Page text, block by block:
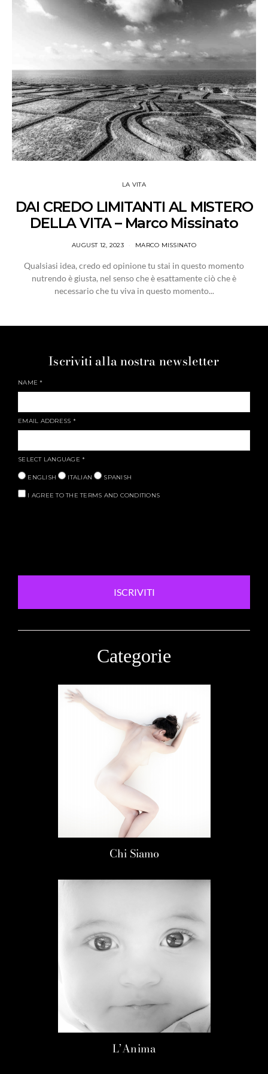
LA VITA
DAI CREDO LIMITANTI AL MISTERO
DELLA VITA – Marco Missinato
AUGUST 12, 2023 MARCO MISSINATO
Qualsiasi idea, credo ed opinione tu stai in questo momento
nutrendo è giusta, nel senso che è esattamente ciò che è
necessario che tu viva in questo momento...
Iscriviti alla nostra newsletter
NAME*
EMAIL ADDRESS *
SELECT LANGUAGE *
ENGLISH ITALIAN SPANISH
I AGREE TO THE TERMS AND CONDITIONS
ISCRIVITI
Categorie
Chi Siamo
L’Anima